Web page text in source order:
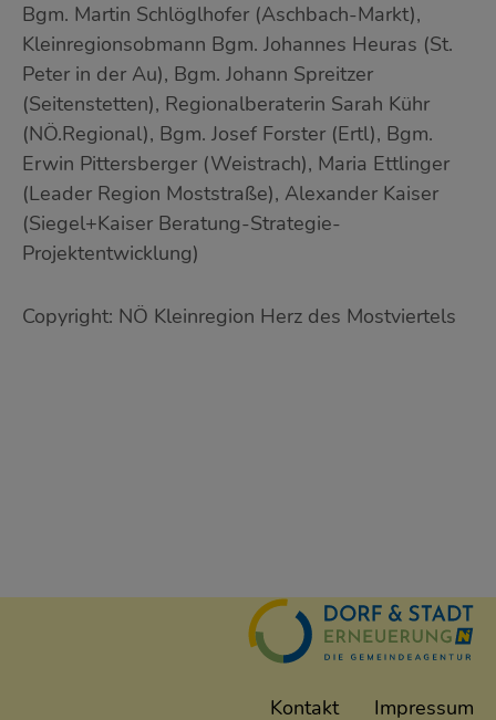
Bgm. Martin Schlöglhofer (Aschbach-Markt),
Kleinregionsobmann Bgm. Johannes Heuras (St.
Peter in der Au), Bgm. Johann Spreitzer
(Seitenstetten), Regionalberaterin Sarah Kühr
(NÖ.Regional), Bgm. Josef Forster (Ertl), Bgm.
Erwin Pittersberger (Weistrach), Maria Ettlinger
(Leader Region Moststraße), Alexander Kaiser
(Siegel+Kaiser Beratung-Strategie-
Projektentwicklung)
Copyright: NÖ Kleinregion Herz des Mostviertels
Kontakt Impressum